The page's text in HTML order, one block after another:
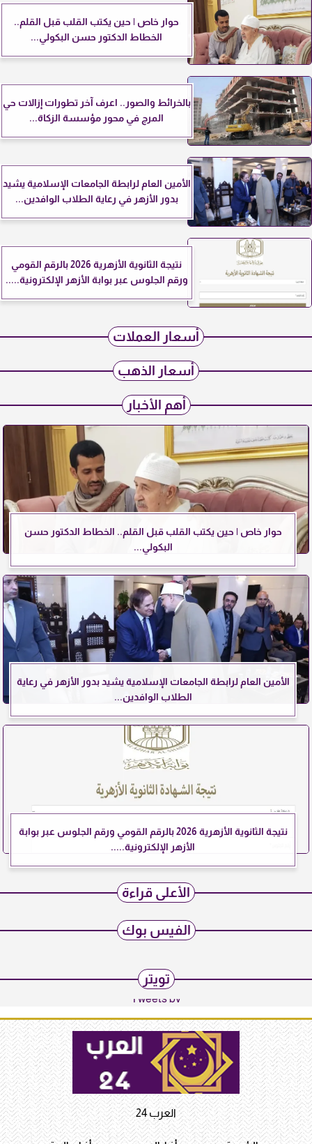
حوار خاص | حين يكتب القلب قبل القلم..
الخطاط الدكتور حسن البكولي...
بالخرائط والصور.. اعرف آخر تطورات إزالات حي
المرج في محور مؤسسة الزكاة...
الأمين العام لرابطة الجامعات الإسلامية يشيد
بدور الأزهر في رعاية الطلاب الوافدين...
نتيجة الثانوية الأزهرية 2026 بالرقم القومي
ورقم الجلوس عبر بوابة الأزهر الإلكترونية.....
أسعار العملات
أسعار الذهب
أهم الأخبار
حوار خاص | حين يكتب القلب قبل القلم.. الخطاط الدكتور حسن
البكولي...
الأمين العام لرابطة الجامعات الإسلامية يشيد بدور الأزهر في رعاية
الطلاب الوافدين...
نتيجة الثانوية الأزهرية 2026 بالرقم القومي ورقم الجلوس عبر بوابة
الأزهر الإلكترونية.....
الأعلى قراءة
الفيس بوك
تويتر
Tweets by
العرب 24